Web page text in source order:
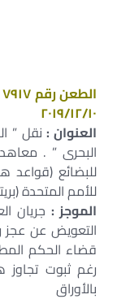
٢٠١٩/١٢/١٠
العنوان :نقل ”
البحرى ” .
للبضائع (قواعد
للأمم المتحدة
الموجز : جريان
قضاء الحكم
رغم ثبوت تجاوز
بالأوراق